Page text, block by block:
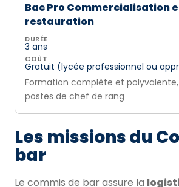
Bac Pro Commercialisation
restauration
DURÉE
3 ans
COÛT
Gratuit (lycée professionnel ou
Formation complète et
postes de chef de rang
Les missions du
bar
Le commis de bar assure la